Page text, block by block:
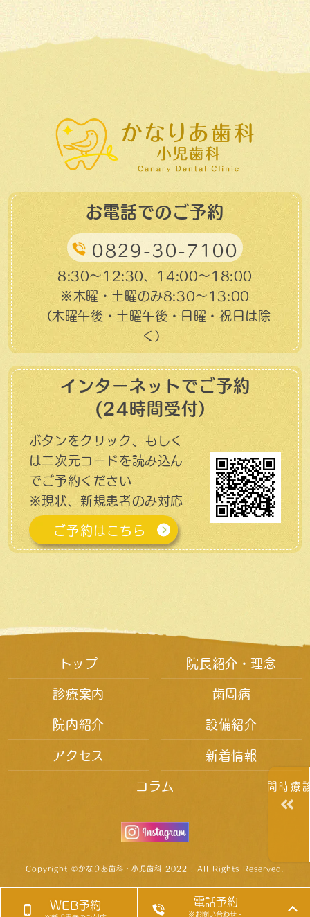
お電話でのご予約
0829-30-7100
8:30～12:30、14:00～18:00
※木曜・土曜のみ8:30〜13:00
（木曜午後・土曜午後・日曜・祝日は除
く）
インターネットでご予約
(24時間受付）
ボタンをクリック、もしく
は二次元コードを読み込ん
でご予約ください
※現状、新規患者のみ対応
ご予約はこちら
トップ
院長紹介・理念
診療案内
歯周病
院内紹介
設備紹介
アクセス
新着情報
コラム
Copyright ©かなりあ歯科・小児歯科 2022 . All Rights Reserved.
電話予約
※お問い合わせ・
WEB予約
診療時間